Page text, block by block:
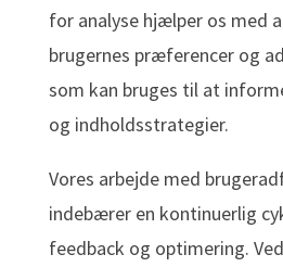
for analyse hjælper os med
brugernes præferencer og
som kan bruges til at
og indholdsstrategier.
Vores arbejde med
indebærer en kontinuerlig
feedback og optimering.